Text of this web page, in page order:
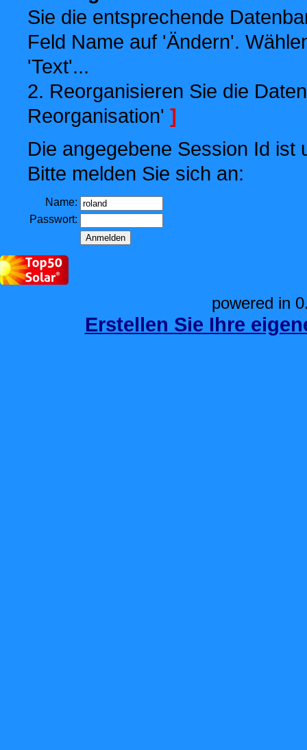
Sie die entsprechende
Feld Name auf 'Ändern'.
'Text'...
2. Reorganisieren Sie die
Reorganisation' ]
Die angegebene Session Id ist
Bitte melden Sie sich an:
Name:
Passwort:
powered in
Erstellen Sie Ihre